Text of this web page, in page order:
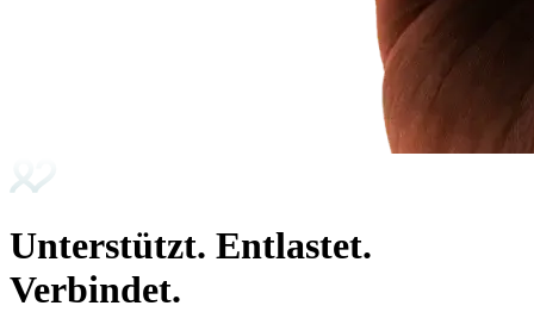
Unterstützt. Entlastet.
Verbindet.